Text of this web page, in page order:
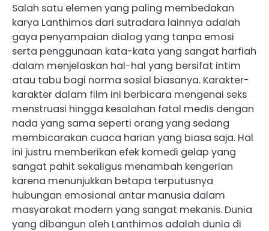
Salah satu elemen yang paling membedakan
karya Lanthimos dari sutradara lainnya adalah
gaya penyampaian dialog yang tanpa emosi
serta penggunaan kata-kata yang sangat harfiah
dalam menjelaskan hal-hal yang bersifat intim
atau tabu bagi norma sosial biasanya. Karakter-
karakter dalam film ini berbicara mengenai seks
menstruasi hingga kesalahan fatal medis dengan
nada yang sama seperti orang yang sedang
membicarakan cuaca harian yang biasa saja. Hal
ini justru memberikan efek komedi gelap yang
sangat pahit sekaligus menambah kengerian
karena menunjukkan betapa terputusnya
hubungan emosional antar manusia dalam
masyarakat modern yang sangat mekanis. Dunia
yang dibangun oleh Lanthimos adalah dunia di